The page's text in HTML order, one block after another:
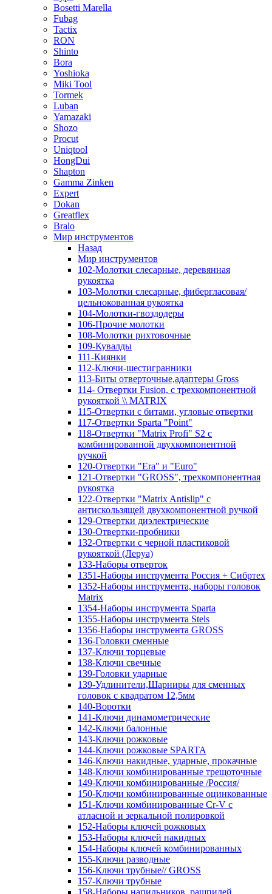
Bosetti Marella
Fubag
Tactix
RON
Shinto
Bora
Yoshioka
Miki Tool
Tormek
Luban
Yamazaki
Shozo
Procut
Uniqtool
HongDui
Shapton
Gamma Zinken
Expert
Dokan
Greatflex
Bralo
Мир инструментов
Назад
Мир инструментов
102-Молотки слесарные, деревянная
рукоятка
103-Молотки слесарные, фибергласовая/
цельнокованная рукоятка
104-Молотки-гвоздодеры
106-Прочие молотки
108-Молотки рихтовочные
109-Кувалды
111-Киянки
112-Ключи-шестигранники
113-Биты отверточные,адаптеры Gross
114- Отвертки Fusion, c трехкомпонентной
рукояткой \\ MATRIX
115-Отвертки с битами, угловые отвертки
117-Отвертки Sparta "Point"
118-Отвертки "Matrix Profi" S2 с
комбинированной двухкомпонентной
ручкой
120-Отвертки "Era" и "Euro"
121-Отвертки "GROSS", трехкомпонентная
рукоятка
122-Отвертки "Matrix Antislip" с
антискользящей двухкомпонентной ручкой
129-Отвертки диэлектрические
130-Отвертки-пробники
132-Отвертки с черной пластиковой
рукояткой (Леруа)
133-Наборы отверток
1351-Наборы инструмента Россия + Сибртех
1352-Наборы инструмента, наборы головок
Matrix
1354-Наборы инструмента Sparta
1355-Наборы инструмента Stels
1356-Наборы инструмента GROSS
136-Головки сменные
137-Ключи торцевые
138-Ключи свечные
139-Головки ударные
139-Удлинители,Шарниры для сменных
головок с квадратом 12,5мм
140-Воротки
141-Ключи динамометрические
142-Ключи балонные
143-Ключи рожковые
144-Ключи рожковые SPARTA
146-Ключи накидные, ударные, прокачные
148-Ключи комбинированные трещоточные
149-Ключи комбинированные /Россия/
150-Ключи комбинированные оцинкованные
151-Ключи комбинированные Cr-V с
атласной и зеркальной полировкой
152-Наборы ключей рожковых
153-Наборы ключей накидных
154-Наборы ключей комбинированных
155-Ключи разводные
156-Ключи трубные// GROSS
157-Ключи трубные
158-Наборы напильников, рашпилей,